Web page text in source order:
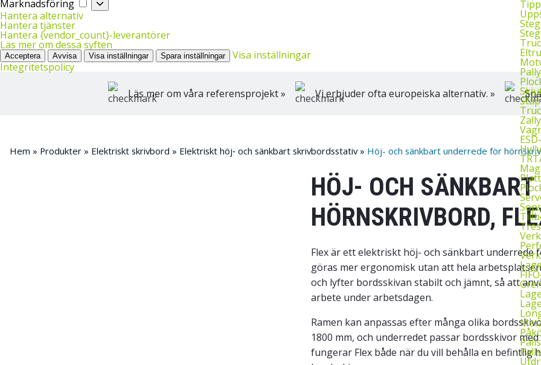
Marknadsföring
Hantera alternativ
Hantera tjänster
Hantera {vendor_count}-leverantörer
Läs mer om dessa syften
Acceptera Avvisa Visa inställningar Spara inställningar
Visa inställningar
Integritetspolicy
Läs mer om våra referensprojekt » Vi erbjuder ofta europeiska alternativ. »
Hem » Produkter » Elektriskt skrivbord » Elektriskt höj‑ och sänkbart skrivbordsstativ» Höj- och sänkbart underrede för
HÖJ- OCH SÄNKBART
HÖRNSKRIVBORD,
Flex är ett elektriskt höj- och sänkbart
göras mer ergonomisk utan att hela
och lyfter bordsskivan stabilt och jämnt, så att
arbete under arbetsdagen.
Ramen kan anpassas efter många olika
1800 mm, och underredet passar bordsskivor
fungerar Flex både när du vill behålla en befintlig